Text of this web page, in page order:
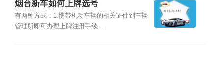
烟台新车如何上牌选号
有两种方式：1.携带机动车辆的相关证件到车辆
管理所即可办理上牌注册手续...